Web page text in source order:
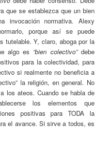
que se establezca que un bien
invocación normativa. Alexy
porque así se puede
tutelable. Y, claro, aboga por la
algo es “bien colectivo”debe
para la colectividad, para
si realmente no beneficia a
la religión, en general. No
los ateos. Cuando se habla de
los elementos que
positivas para TODA la
el avance. Si sirve a todos, es